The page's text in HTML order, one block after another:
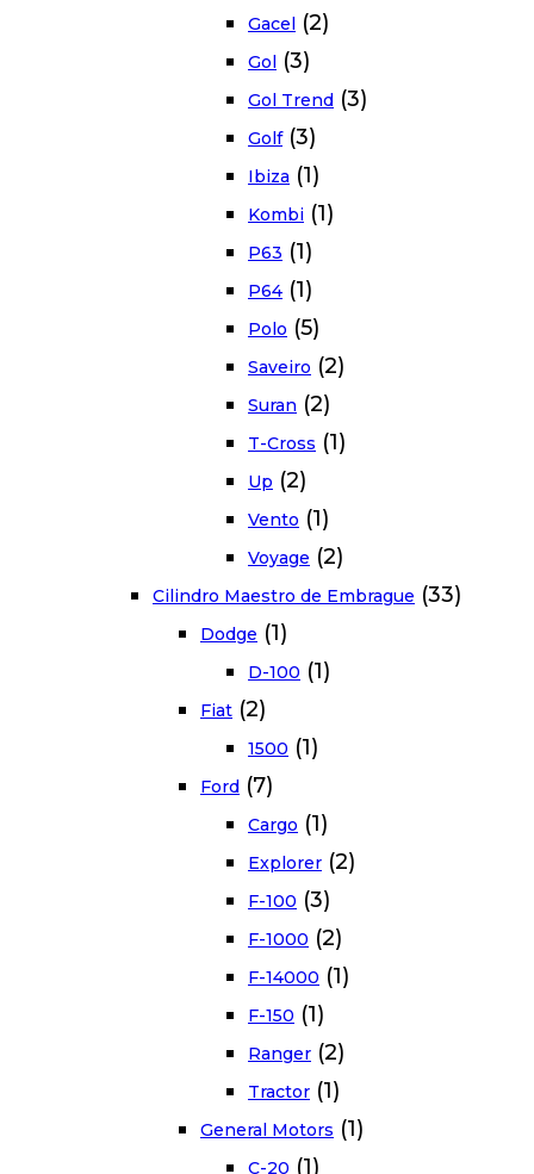
Gacel (2)
Gol (3)
Gol Trend (3)
Golf (3)
Ibiza (1)
Kombi (1)
P63 (1)
P64 (1)
Polo (5)
Saveiro (2)
Suran (2)
T-Cross (1)
Up (2)
Vento (1)
Voyage (2)
Cilindro Maestro de Embrague (33)
Dodge (1)
D-100 (1)
Fiat (2)
1500 (1)
Ford (7)
Cargo (1)
Explorer (2)
F-100 (3)
F-1000 (2)
F-14000 (1)
F-150 (1)
Ranger (2)
Tractor (1)
General Motors (1)
C-20 (1)